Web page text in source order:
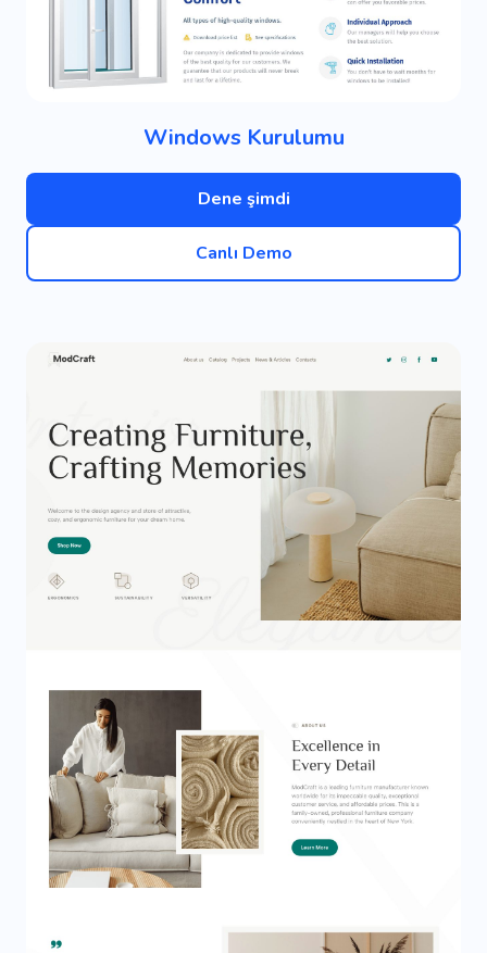
Windows Kurulumu
Dene şimdi
Canlı Demo